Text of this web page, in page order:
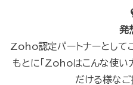
発
Zoho認定パートナーとし
もとに「Zohoはこんな使い
だける様なご